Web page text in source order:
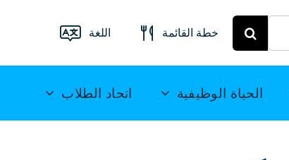
خطة القائمة
قائمة الطعام
ميتويدا
اللغة
English
الحياة الوظيفية اتحاد الطلاب